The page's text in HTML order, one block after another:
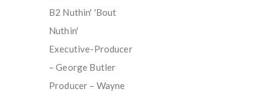
B2 Nuthin' 'Bout
Nuthin'
Executive-Producer
– George Butler
Producer – Wayne